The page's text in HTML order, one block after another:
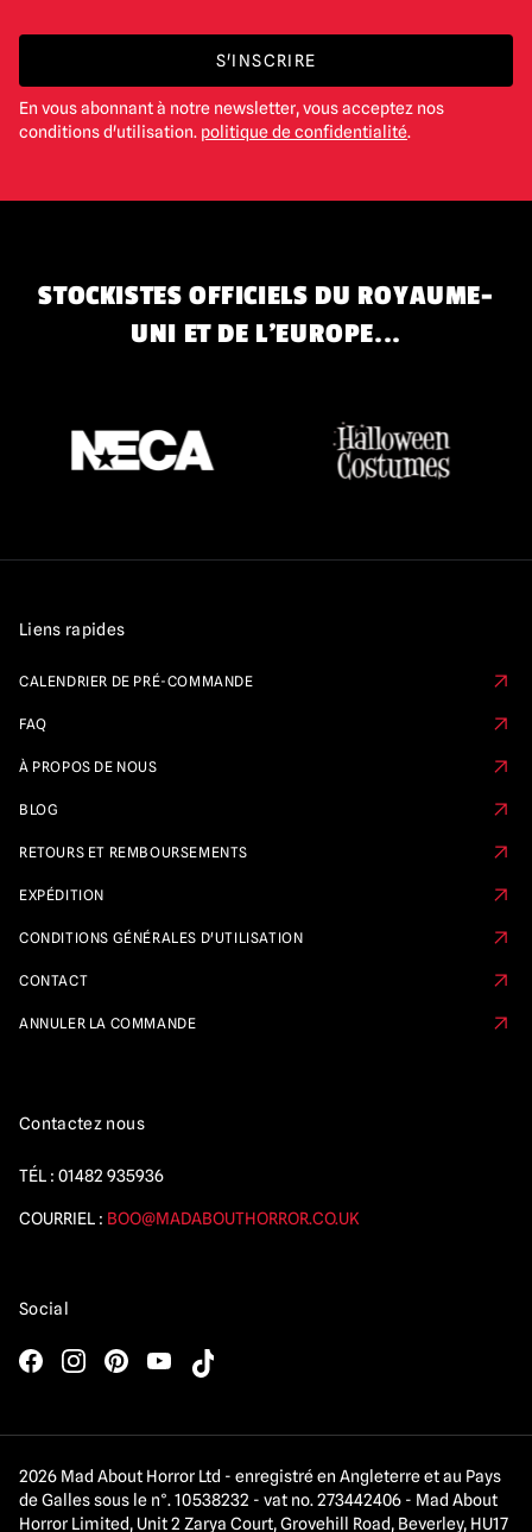
S'INSCRIRE
En vous abonnant à notre newsletter, vous acceptez nos
conditions d'utilisation. politique de confidentialité.
STOCKISTES OFFICIELS DU ROYAUME-
UNI ET DE L'EUROPE...
Liens rapides
CALENDRIER DE PRÉ-COMMANDE
FAQ
À PROPOS DE NOUS
BLOG
RETOURS ET REMBOURSEMENTS
EXPÉDITION
CONDITIONS GÉNÉRALES D'UTILISATION
CONTACT
ANNULER LA COMMANDE
Contactez nous
TÉL : 01482 935936
COURRIEL : BOO@MADABOUTHORROR.CO.UK
Social
2026 Mad About Horror Ltd - enregistré en Angleterre et au Pays
de Galles sous le n°. 10538232 - vat no. 273442406 - Mad About
Horror Limited, Unit 2 Zarya Court, Grovehill Road, Beverley, HU17